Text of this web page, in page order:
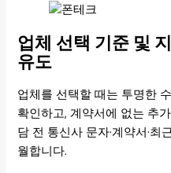
업체 선택 기준 및
유도
업체를 선택할 때는 투명한
확인하고, 계약서에 없는 추
담 전 통신사 문자·계약서·
월합니다.